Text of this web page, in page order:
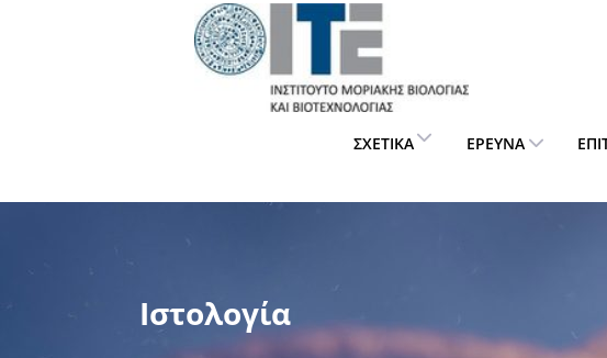
ΣΧΕΤΙΚΆ ΈΡΕΥΝΑ
Ιστολογία